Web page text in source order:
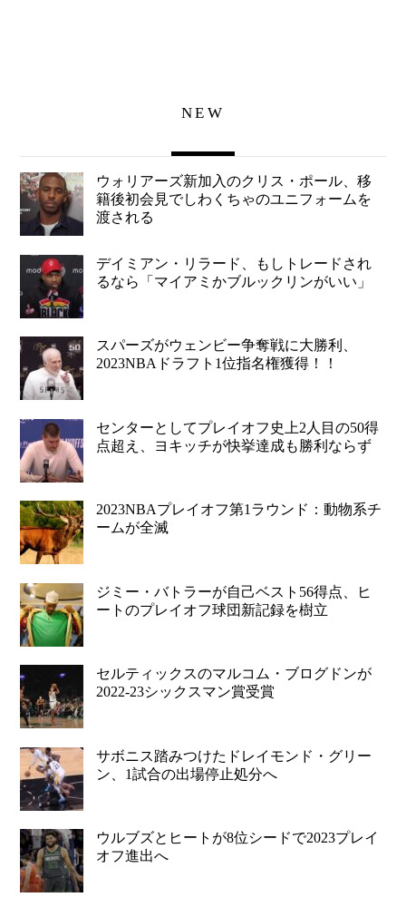
NEW
ウォリアーズ新加入のクリス・ポール、移
籍後初会見でしわくちゃのユニフォームを
渡される
デイミアン・リラード、もしトレードされ
るなら「マイアミかブルックリンがいい」
スパーズがウェンビー争奪戦に大勝利、
2023NBAドラフト1位指名権獲得！！
センターとしてプレイオフ史上2人目の50得
点超え、ヨキッチが快挙達成も勝利ならず
2023NBAプレイオフ第1ラウンド：動物系チ
ームが全滅
ジミー・バトラーが自己ベスト56得点、ヒ
ートのプレイオフ球団新記録を樹立
セルティックスのマルコム・ブログドンが
2022-23シックスマン賞受賞
サボニス踏みつけたドレイモンド・グリー
ン、1試合の出場停止処分へ
ウルブズとヒートが8位シードで2023プレイ
オフ進出へ